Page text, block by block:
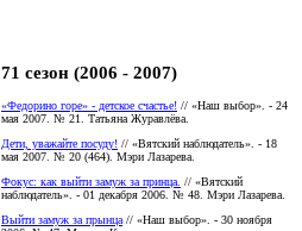
71 сезон (2006 - 2007)
«Федорино горе» - детское счастье! // «Наш выбор». - 24
мая 2007. № 21. Татьяна Журавлёва.
Дети, уважайте посуду! // «Вятский наблюдатель». - 18
мая 2007. № 20 (464). Мэри Лазарева.
Фокус: как выйти замуж за принца. // «Вятский
наблюдатель». - 01 декабря 2006. № 48. Мэри Лазарева.
Выйти замуж за прынца // «Наш выбор». - 30 ноября